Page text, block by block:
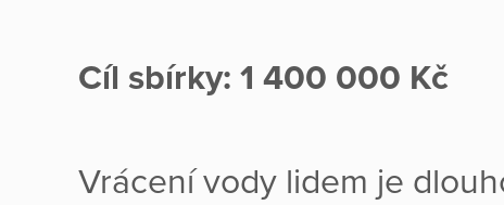
Cíl sbírky: 1 400 000 Kč
Vrácení vody lidem je